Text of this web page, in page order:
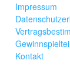
Impressum
Kontakt